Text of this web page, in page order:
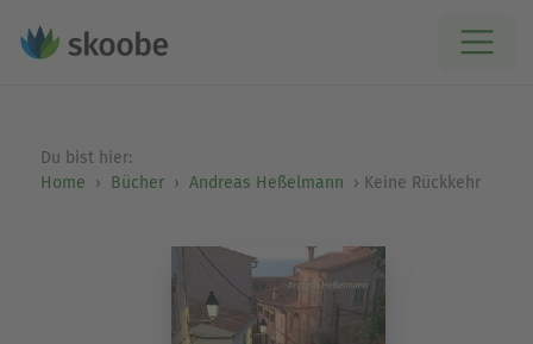
Du bist hier:
Home
Bücher Andreas Heßelmann Keine Rückkehr